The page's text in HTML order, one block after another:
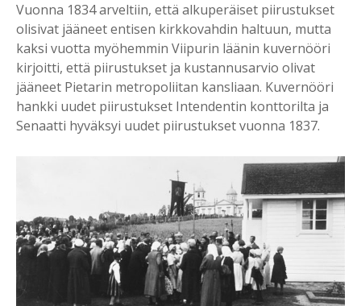
Vuonna 1834 arveltiin, että alkuperäiset piirustukset
olisivat jääneet entisen kirkkovahdin haltuun, mutta
kaksi vuotta myöhemmin Viipurin läänin kuvernööri
kirjoitti, että piirustukset ja kustannusarvio olivat
jääneet Pietarin metropoliitan kansliaan. Kuvernööri
hankki uudet piirustukset Intendentin konttorilta ja
Senaatti hyväksyi uudet piirustukset vuonna 1837.